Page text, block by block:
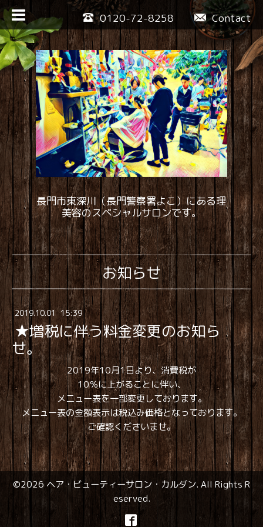
Contact
0120-72-8258
長門市東深川（長門警察署よこ）にある理
美容のスペシャルサロンです。
お知らせ
2019.10.01 15:39
★増税に伴う料金変更のお知ら
せ。
2019年10月1日より、消費税が
10％に上がることに伴い、
メニュー表を一部変更しております。
メニュー表の金額表示は税込み価格となっております。
ご確認くださいませ。
©2026 ヘア・ビューティーサロン・カルダン. All Rights R
eserved.